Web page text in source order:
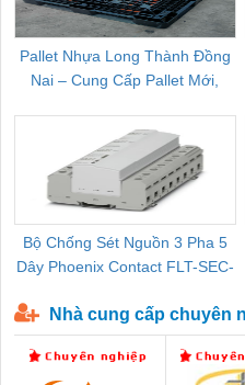
Pallet Nhựa Long Thành Đồng
Nai – Cung Cấp Pallet Mới,
Bộ Chống Sét Nguồn 3 Pha 5
Dây Phoenix Contact FLT-SEC-
Nhà cung cấp chuyên